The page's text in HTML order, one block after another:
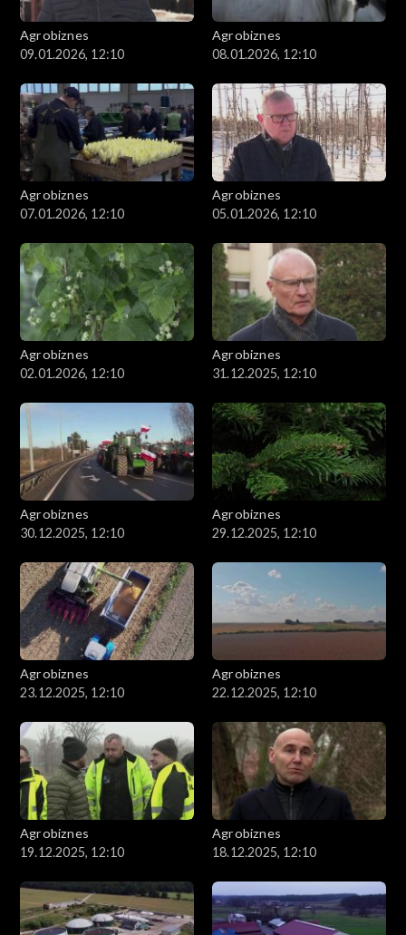
Agrobiznes
09.01.2026, 12:10
Agrobiznes
08.01.2026, 12:10
Agrobiznes
07.01.2026, 12:10
Agrobiznes
05.01.2026, 12:10
Agrobiznes
02.01.2026, 12:10
Agrobiznes
31.12.2025, 12:10
Agrobiznes
30.12.2025, 12:10
Agrobiznes
29.12.2025, 12:10
Agrobiznes
23.12.2025, 12:10
Agrobiznes
22.12.2025, 12:10
Agrobiznes
19.12.2025, 12:10
Agrobiznes
18.12.2025, 12:10